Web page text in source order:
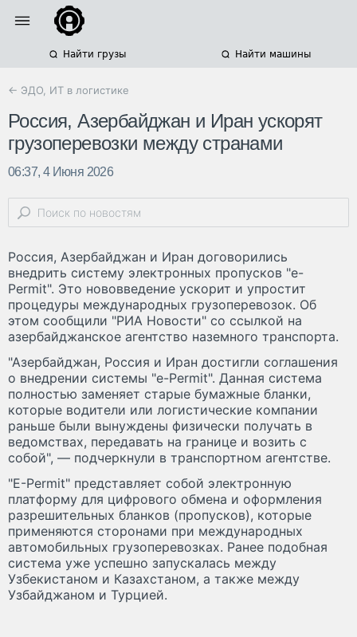
Найти грузы Найти машины
← ЭДО, ИТ в логистике
Россия, Азербайджан и Иран ускорят
грузоперевозки между странами
06:37, 4 Июня 2026
Россия, Азербайджан и Иран договорились
внедрить систему электронных пропусков "e-
Permit". Это нововведение ускорит и упростит
процедуры международных грузоперевозок. Об
этом сообщили "РИА Новости" со ссылкой на
азербайджанское агентство наземного транспорта.
"Азербайджан, Россия и Иран достигли соглашения
о внедрении системы "e-Permit". Данная система
полностью заменяет старые бумажные бланки,
которые водители или логистические компании
раньше были вынуждены физически получать в
ведомствах, передавать на границе и возить с
собой", — подчеркнули в транспортном агентстве.
"Е-Permit" представляет собой электронную
платформу для цифрового обмена и оформления
разрешительных бланков (пропусков), которые
применяются сторонами при международных
автомобильных грузоперевозках. Ранее подобная
система уже успешно запускалась между
Узбекистаном и Казахстаном, а также между
Узбайджаном и Турцией.